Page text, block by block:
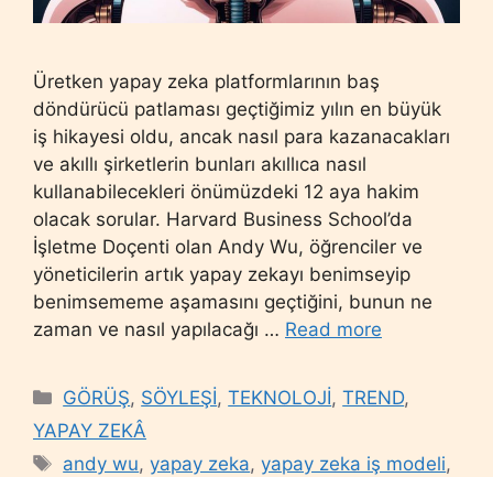
Üretken yapay zeka platformlarının baş
döndürücü patlaması geçtiğimiz yılın en büyük
iş hikayesi oldu, ancak nasıl para kazanacakları
ve akıllı şirketlerin bunları akıllıca nasıl
kullanabilecekleri önümüzdeki 12 aya hakim
olacak sorular. Harvard Business School’da
İşletme Doçenti olan Andy Wu, öğrenciler ve
yöneticilerin artık yapay zekayı benimseyip
benimsememe aşamasını geçtiğini, bunun ne
zaman ve nasıl yapılacağı … Read more
Categories
GÖRÜŞ, SÖYLEŞİ,TEKNOLOJİ,TREND,
YAPAY ZEKÂ
Tags
andy wu,yapay zeka,yapay zeka iş modeli,